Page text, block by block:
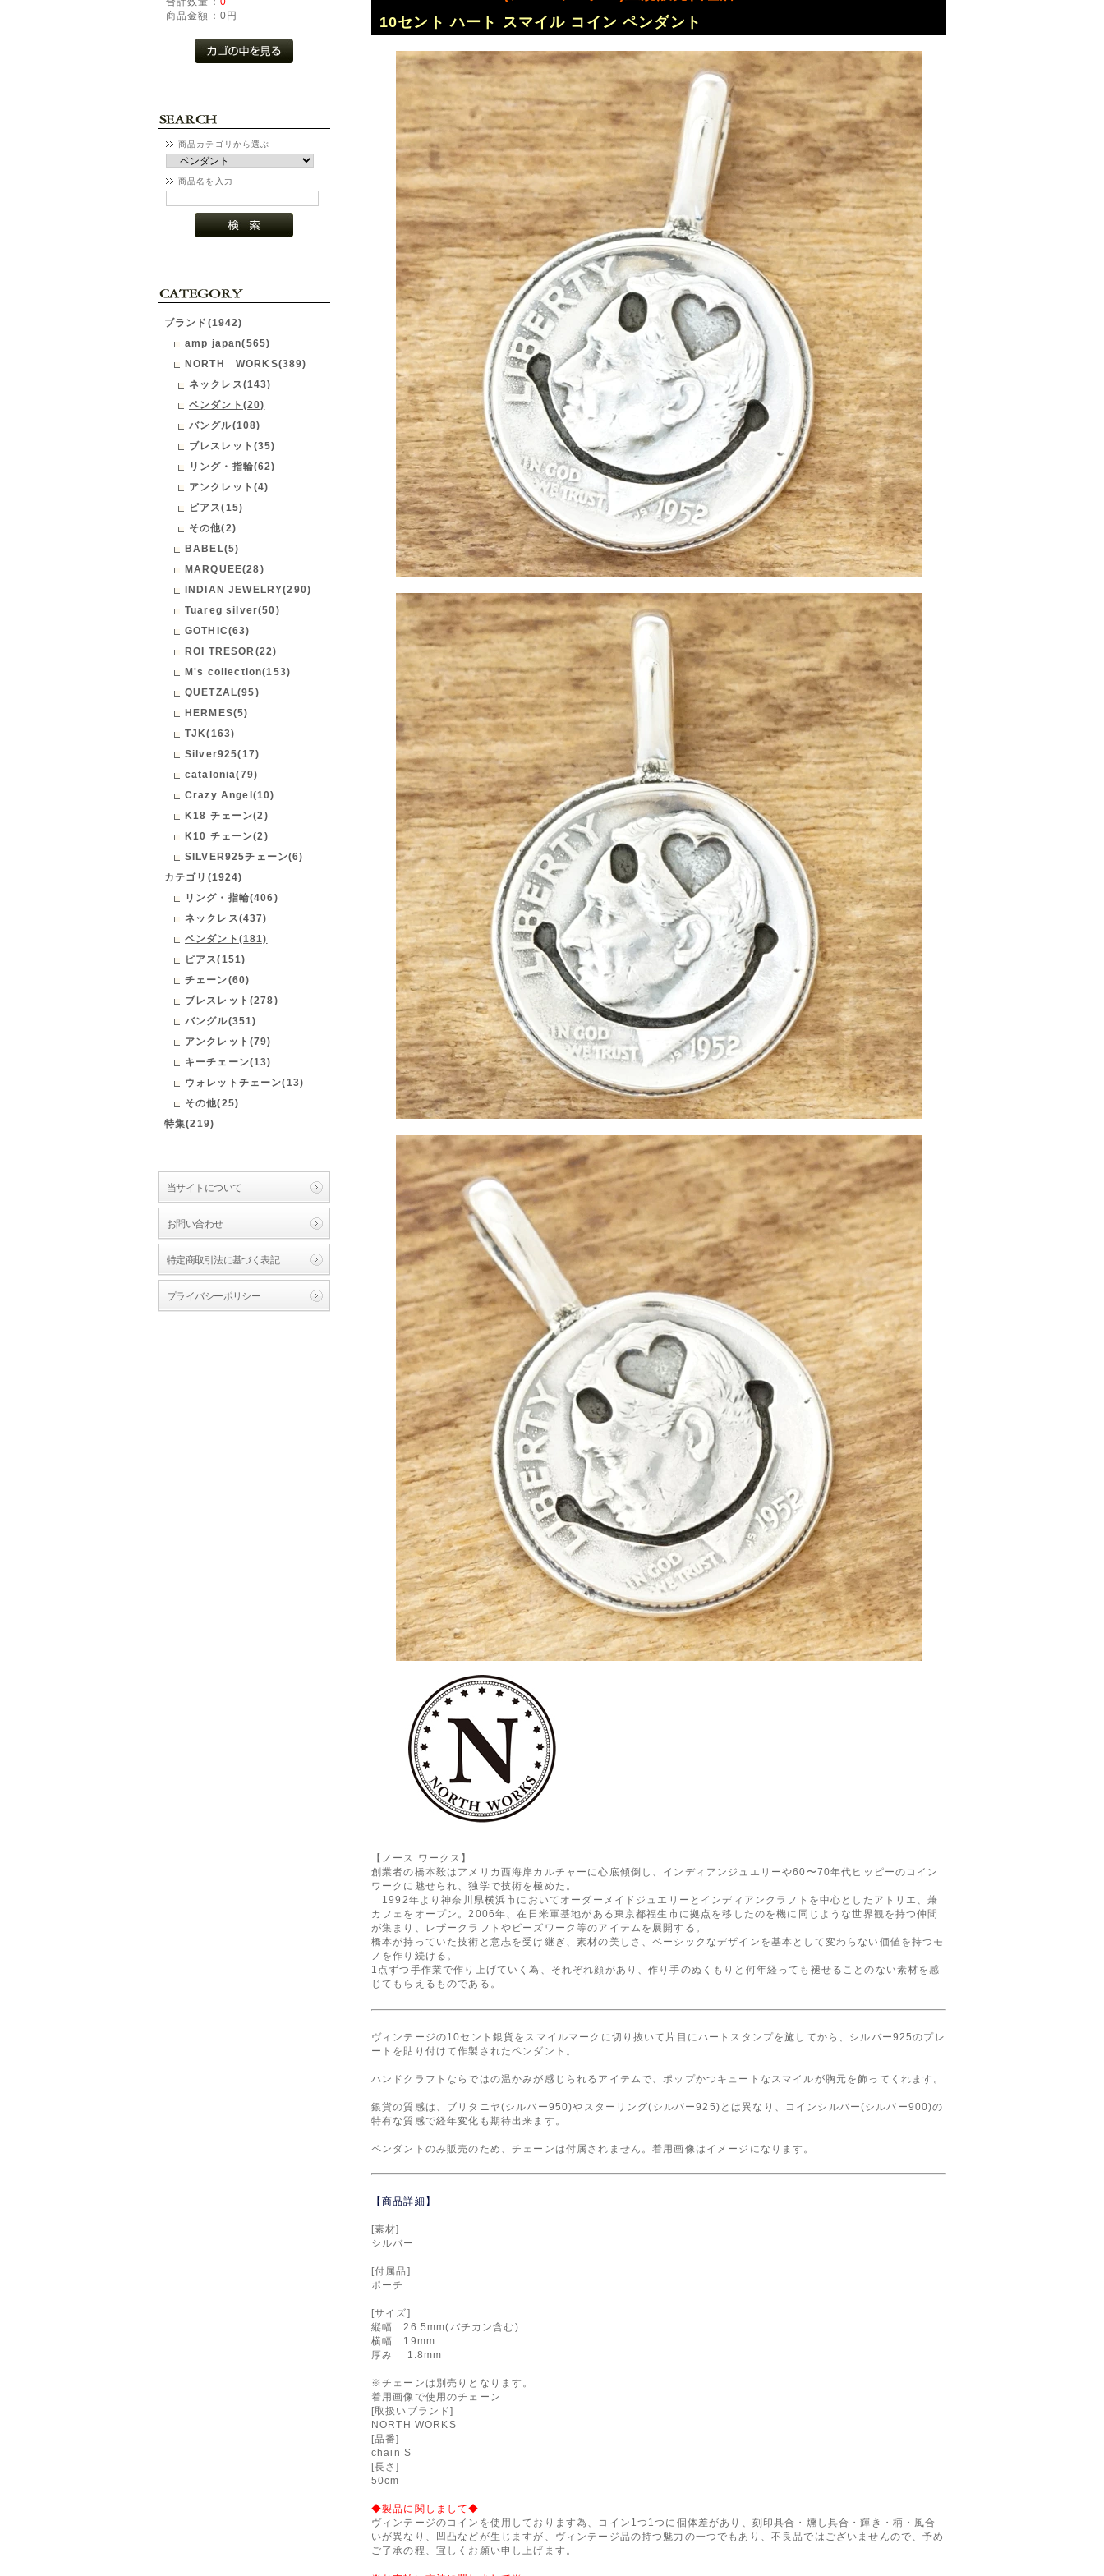
商品金額： 0円
商品カテゴリから選ぶ
商品名を入力
ブランド(1942)
amp japan(565)
NORTH WORKS(389)
ネックレス(143)
ペンダント(20)
バングル(108)
ブレスレット(35)
リング・指輪(62)
アンクレット(4)
ピアス(15)
その他(2)
BABEL(5)
MARQUEE(28)
INDIAN JEWELRY(290)
Tuareg silver(50)
GOTHIC(63)
ROI TRESOR(22)
M's collection(153)
QUETZAL(95)
HERMES(5)
TJK(163)
Silver925(17)
catalonia(79)
Crazy Angel(10)
K18 チェーン(2)
K10 チェーン(2)
SILVER925チェーン(6)
カテゴリ(1924)
リング・指輪(406)
ネックレス(437)
ペンダント(181)
ピアス(151)
チェーン(60)
ブレスレット(278)
バングル(351)
アンクレット(79)
キーチェーン(13)
ウォレットチェーン(13)
その他(25)
特集(219)
当サイトについて
お問い合わせ
特定商取引法に基づく表記
プライバシーポリシー
10セント ハート スマイル コイン ペンダント
【ノース ワークス】
創業者の橋本毅はアメリカ西海岸カルチャーに心底傾倒し、インディアンジュエリーや60〜70年代ヒッピーのコイン
ワークに魅せられ、独学で技術を極めた。
1992年より神奈川県横浜市においてオーダーメイドジュエリーとインディアンクラフトを中心としたアトリエ、兼
カフェをオープン。2006年、在日米軍基地がある東京都福生市に拠点を移したのを機に同じような世界観を持つ仲間
が集まり、レザークラフトやビーズワーク等のアイテムを展開する。
橋本が持っていた技術と意志を受け継ぎ、素材の美しさ、ベーシックなデザインを基本として変わらない価値を持つモ
ノを作り続ける。
1点ずつ手作業で作り上げていく為、それぞれ顔があり、作り手のぬくもりと何年経っても褪せることのない素材を感
じてもらえるものである。
ヴィンテージの10セント銀貨をスマイルマークに切り抜いて片目にハートスタンプを施してから、シルバー925のプレ
ートを貼り付けて作製されたペンダント。
ハンドクラフトならではの温かみが感じられるアイテムで、ポップかつキュートなスマイルが胸元を飾ってくれます。
銀貨の質感は、ブリタニヤ(シルバー950)やスターリング(シルバー925)とは異なり、コインシルバー(シルバー900)の
特有な質感で経年変化も期待出来ます。
ペンダントのみ販売のため、チェーンは付属されません。着用画像はイメージになります。
【商品詳細】
[素材]
シルバー
[付属品]
ポーチ
[サイズ]
縦幅 26.5mm(バチカン含む)
横幅 19mm
厚み 1.8mm
※チェーンは別売りとなります。
着用画像で使用のチェーン
[取扱いブランド]
NORTH WORKS
[品番]
chain S
[長さ]
50cm
◆製品に関しまして◆
ヴィンテージのコインを使用しております為、コイン1つ1つに個体差があり、刻印具合・燻し具合・輝き・柄・風合
いが異なり、凹凸などが生じますが、ヴィンテージ品の持つ魅力の一つでもあり、不良品ではございませんので、予め
ご了承の程、宜しくお願い申し上げます。